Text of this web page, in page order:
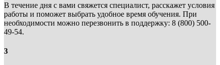
В течение дня с вами свяжется специалист, расскажет условия
работы и поможет выбрать удобное время обучения. При
необходимости можно перезвонить в поддержку: 8 (800) 500-
49-54.
3